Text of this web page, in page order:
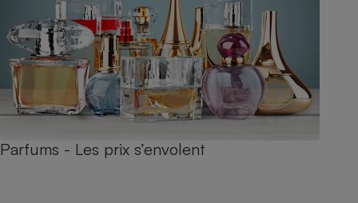
Parfums - Les prix s’envolent